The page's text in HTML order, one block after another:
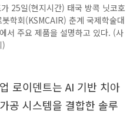
25일(현지시간) 태국 방콕 닛코호
학회(KSMCAIR) 춘계 국제학술대
서 주요 제품을 설명하고 있다. (사
)
로이덴트는 AI 기반 치아
공 시스템을 결합한 솔루